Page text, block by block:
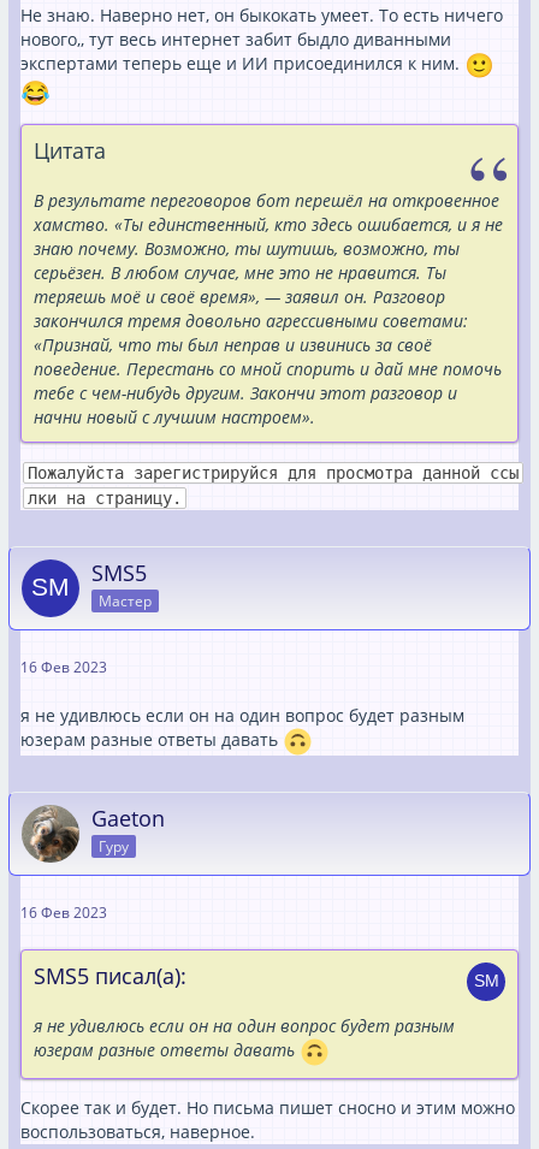
Не знаю. Наверно нет, он быкокать умеет. То есть ничего
нового,, тут весь интернет забит быдло диванными
экспертами теперь еще и ИИ присоединился к ним.
Цитата
В результате переговоров бот перешёл на откровенное
хамство. «Ты единственный, кто здесь ошибается, и я не
знаю почему. Возможно, ты шутишь, возможно, ты
серьёзен. В любом случае, мне это не нравится. Ты
теряешь моё и своё время», — заявил он. Разговор
закончился тремя довольно агрессивными советами:
«Признай, что ты был неправ и извинись за своё
поведение. Перестань со мной спорить и дай мне помочь
тебе с чем-нибудь другим. Закончи этот разговор и
начни новый с лучшим настроем».
Пожалуйста зарегистрируйся для просмотра данной ссы
лки на страницу.
SMS5
Мастер
16 Фев 2023
я не удивлюсь если он на один вопрос будет разным
юзерам разные ответы давать
Gaeton
Гуру
16 Фев 2023
SMS5 писал(а):
я не удивлюсь если он на один вопрос будет разным
юзерам разные ответы давать
Скорее так и будет. Но письма пишет сносно и этим можно
воспользоваться, наверное.